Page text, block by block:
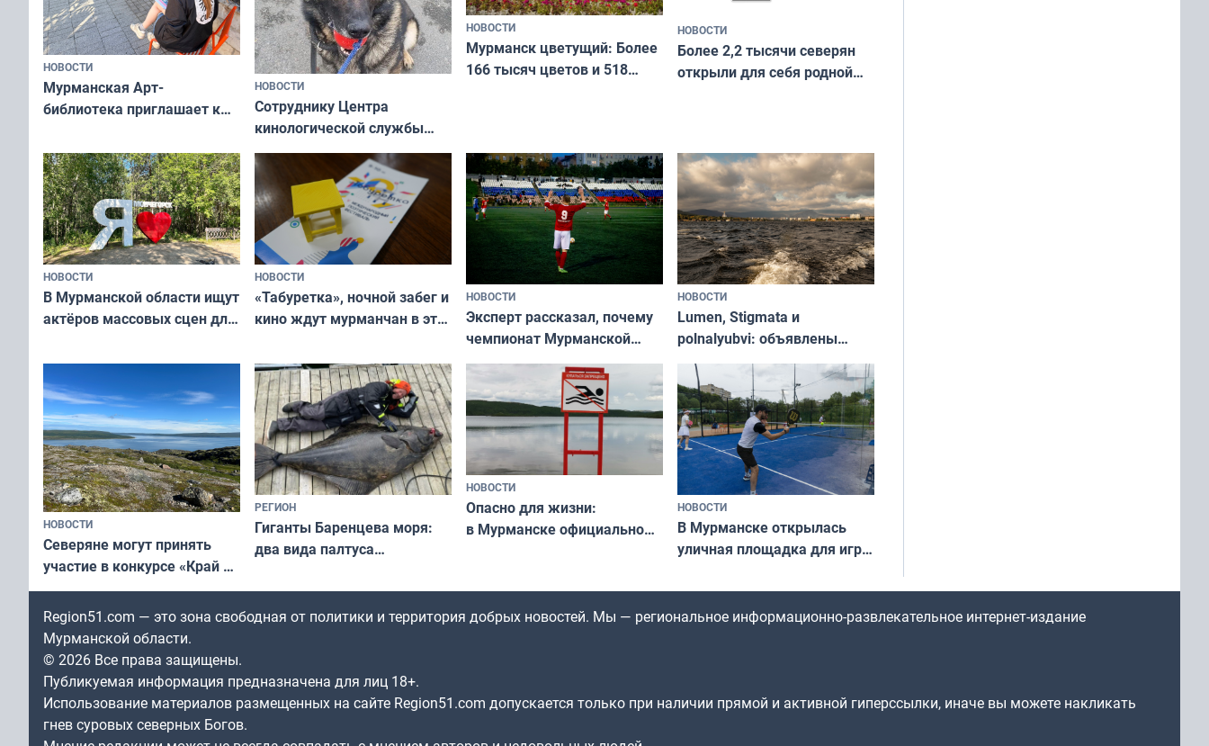
НОВОСТИ
Мурманская Арт-
библиотека приглашает к
и фотографов
НОВОСТИ
Сотруднику Центра
кинологической службы
ищут новый дом
НОВОСТИ
Мурманск цветущий: Более
166 тысяч цветов и 518
НОВОСТИ
Более 2,2 тысячи северян
открыли для себя родной
НОВОСТИ
В Мурманской области ищут
актёров массовых сцен для
короткометражном фильме
НОВОСТИ
«Табуретка», ночной забег и
кино ждут мурманчан в эти
НОВОСТИ
Эксперт рассказал, почему
чемпионат Мурманской
области по футболу остался
незамеченным
НОВОСТИ
Lumen, Stigmata и
polnalyubvi: объявлены
хедлайнеры фестиваля
«Имандра» в 2026 года
НОВОСТИ
Северяне могут принять
участие в конкурсе «Край у
северной границы: фотогид
по Печенгскому округу»
РЕГИОН
Гиганты Баренцева моря:
два вида палтуса
НОВОСТИ
Опасно для жизни:
в Мурманске официально
НОВОСТИ
В Мурманске открылась
уличная площадка для игры
Region51.com — это зона свободная от политики и территория добрых новостей. Мы — региональное информационно-развлекательное интернет-издание
Мурманской области.
© 2026 Все права защищены.
Публикуемая информация предназначена для лиц 18+.
Использование материалов размещенных на сайте Region51.com допускается только при наличии прямой и активной гиперссылки, иначе вы можете накликать
гнев суровых северных Богов.